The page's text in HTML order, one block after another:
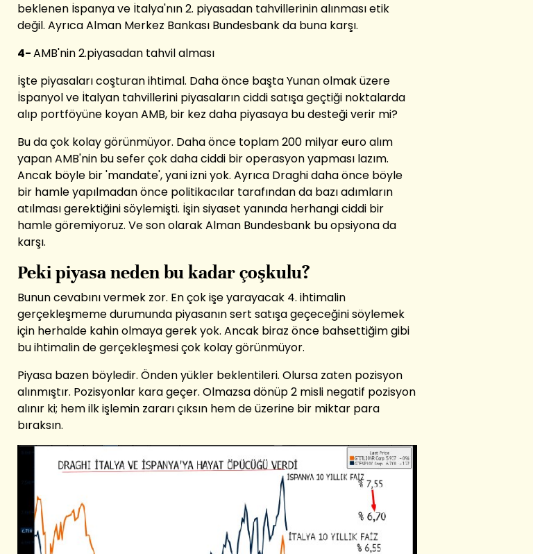
beklenen İspanya ve İtalya'nın 2. piyasadan tahvillerinin alınması etik
değil. Ayrıca Alman Merkez Bankası Bundesbank da buna karşı.
4-AMB'nin 2.piyasadan tahvil alması
İşte piyasaları coşturan ihtimal. Daha önce başta Yunan olmak üzere
İspanyol ve İtalyan tahvillerini piyasaların ciddi satışa geçtiği noktalarda
alıp portföyüne koyan AMB, bir kez daha piyasaya bu desteği verir mi?
Bu da çok kolay görünmüyor. Daha önce toplam 200 milyar euro alım
yapan AMB'nin bu sefer çok daha ciddi bir operasyon yapması lazım.
Ancak böyle bir 'mandate', yani izni yok. Ayrıca Draghi daha önce böyle
bir hamle yapılmadan önce politikacılar tarafından da bazı adımların
atılması gerektiğini söylemişti. İşin siyaset yanında herhangi ciddi bir
hamle göremiyoruz. Ve son olarak Alman Bundesbank bu opsiyona da
karşı.
Peki piyasa neden bu kadar çoşkulu?
Bunun cevabını vermek zor. En çok işe yarayacak 4. ihtimalin
gerçekleşmeme durumunda piyasanın sert satışa geçeceğini söylemek
için herhalde kahin olmaya gerek yok. Ancak biraz önce bahsettiğim gibi
bu ihtimalin de gerçekleşmesi çok kolay görünmüyor.
Piyasa bazen böyledir. Önden yükler beklentileri. Olursa zaten pozisyon
alınmıştır. Pozisyonlar kara geçer. Olmazsa dönüp 2 misli negatif pozisyon
alınır ki; hem ilk işlemin zararı çıksın hem de üzerine bir miktar para
bıraksın.